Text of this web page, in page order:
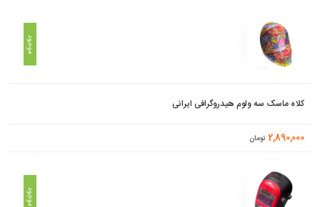
موجود
کلاه ماسک سه ولوم هیدروگرافی ایرانی
2,890,000 تومان
موجود